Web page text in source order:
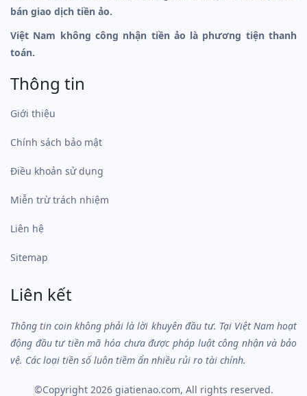
bán giao dịch tiền ảo.
Việt Nam không công nhận tiền ảo là phương tiện thanh
toán.
Thông tin
Giới thiệu
Chính sách bảo mật
Điều khoản sử dụng
Miễn trừ trách nhiệm
Liên hệ
Sitemap
Liên kết
Thông tin coin không phải là lời khuyên đầu tư. Tại Việt Nam hoạt
động đầu tư tiền mã hóa chưa được pháp luật công nhận và bảo
vệ. Các loại tiền số luôn tiềm ẩn nhiều rủi ro tài chính.
©Copyright 2026 giatienao.com, All rights reserved.